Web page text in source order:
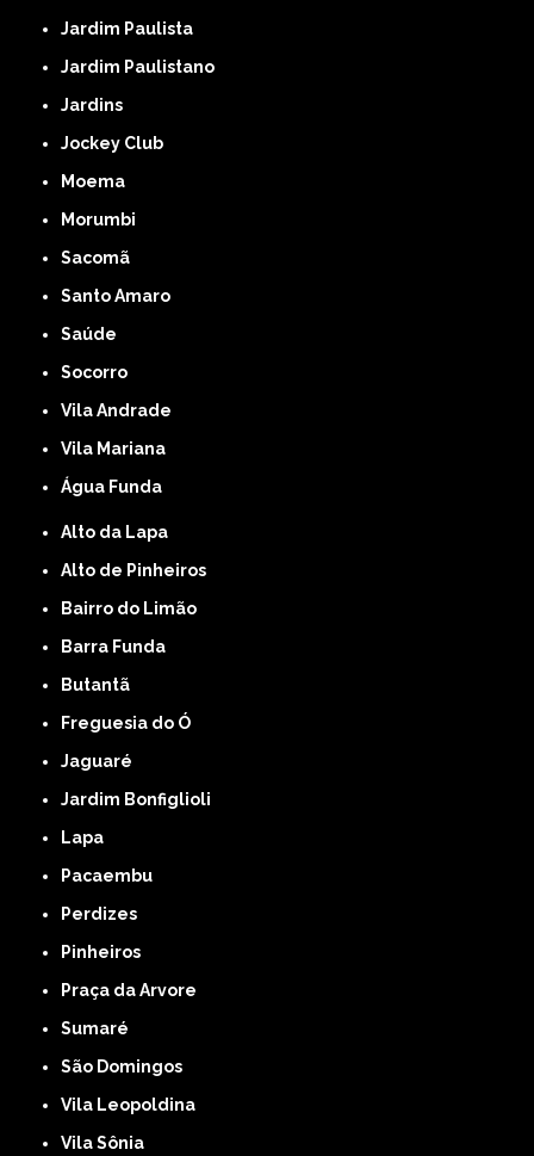
Jardim Paulista
Jardim Paulistano
Jardins
Jockey Club
Moema
Morumbi
Sacomã
Santo Amaro
Saúde
Socorro
Vila Andrade
Vila Mariana
Água Funda
Alto da Lapa
Alto de Pinheiros
Bairro do Limão
Barra Funda
Butantã
Freguesia do Ó
Jaguaré
Jardim Bonfiglioli
Lapa
Pacaembu
Perdizes
Pinheiros
Praça da Arvore
Sumaré
São Domingos
Vila Leopoldina
Vila Sônia